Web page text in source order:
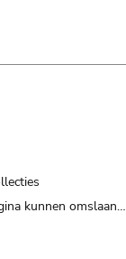
kunnen omslaan…